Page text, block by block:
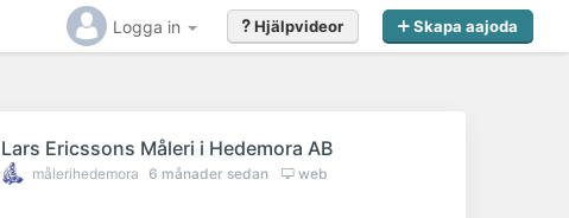
Logga in Skapa aajoda
Hjälpvideor
Lars Ericssons Måleri i Hedemora AB
målerihedemora 6 månader sedan web